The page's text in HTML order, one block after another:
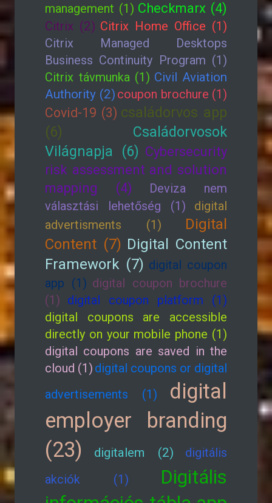
management (1) Checkmarx (4)
Citrix (2) Citrix Home Office (1)
Citrix Managed Desktops
Business Continuity Program (1)
Citrix távmunka (1) Civil Aviation
Authority (2) coupon brochure (1)
Covid-19 (3) családorvos app
(6)
Családorvosok
Világnapja (6) Cybersecurity
risk assessment and solution
mapping (4)
Deviza nem
választási lehetőség (1)
digital
advertisments (1)
Digital
Content (7) Digital Content
Framework (7) digital coupon
app (1) digital coupon brochure
(1) digital coupon platform (1)
digital coupons are accessible
directly on your mobile phone (1)
digital coupons are saved in the
cloud (1) digital coupons or digital
advertisements (1)
digital
employer branding
(23)
digitalem (2)
digitális
akciók (1)
Digitális